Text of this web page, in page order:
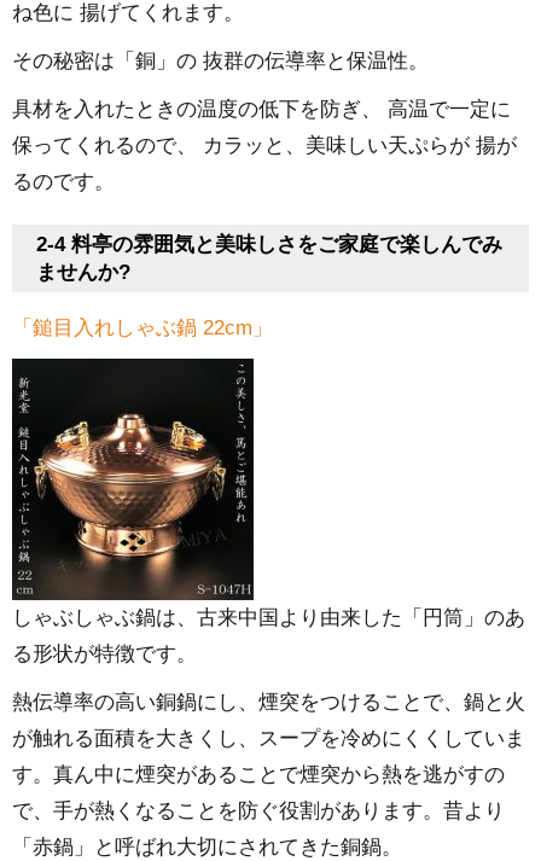
ね色に 揚げてくれます。
その秘密は「銅」の 抜群の伝導率と保温性。
具材を入れたときの温度の低下を防ぎ、 高温で一定に
保ってくれるので、 カラッと、美味しい天ぷらが 揚が
るのです。
2-4 料亭の雰囲気と美味しさをご家庭で楽しんでみ
ませんか?
「鎚目入れしゃぶ鍋 22cm」
しゃぶしゃぶ鍋は、古来中国より由来した「円筒」のあ
る形状が特徴です。
熱伝導率の高い銅鍋にし、煙突をつけることで、鍋と火
が触れる面積を大きくし、スープを冷めにくくしていま
す。真ん中に煙突があることで煙突から熱を逃がすの
で、手が熱くなることを防ぐ役割があります。昔より
「赤鍋」と呼ばれ大切にされてきた銅鍋。